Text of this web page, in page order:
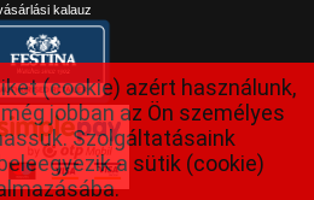
kalauz
(cookie) azért használunk,
jobban az Ön személyes
Szolgáltatásaink
a sütik (cookie)